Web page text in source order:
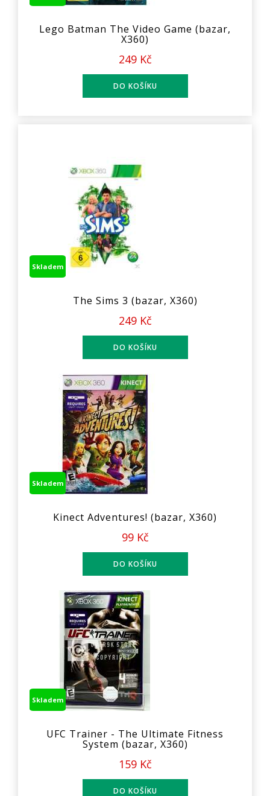
Lego Batman The Video Game (bazar,
X360)
249 Kč
Skladem
The Sims 3 (bazar, X360)
249 Kč
Skladem
Kinect Adventures! (bazar, X360)
99 Kč
Skladem
UFC Trainer - The Ultimate Fitness
System (bazar, X360)
159 Kč